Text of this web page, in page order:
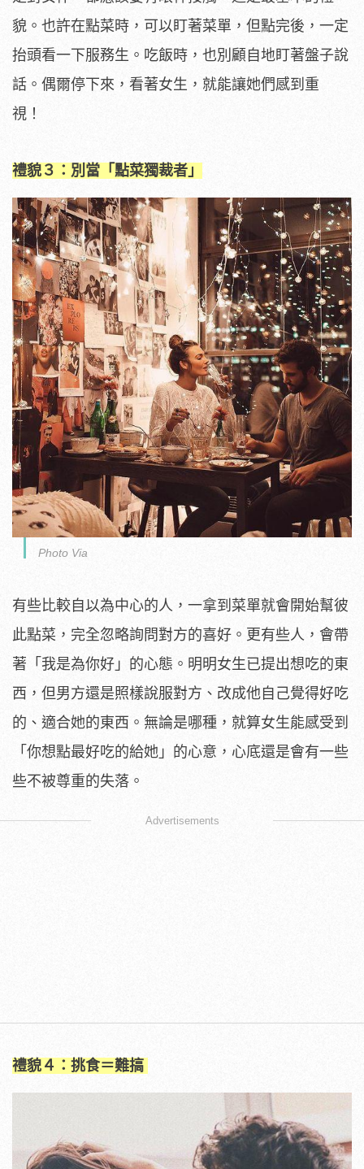
貌。也許在點菜時，可以盯著菜單，但點完後，一定
抬頭看一下服務生。吃飯時，也別顧自地盯著盤子說
話。偶爾停下來，看著女生，就能讓她們感到重
視！
禮貌３：別當「點菜獨裁者」
Photo Via
有些比較自以為中心的人，一拿到菜單就會開始幫彼
此點菜，完全忽略詢問對方的喜好。更有些人，會帶
著「我是為你好」的心態。明明女生已提出想吃的東
西，但男方還是照樣說服對方、改成他自己覺得好吃
的、適合她的東西。無論是哪種，就算女生能感受到
「你想點最好吃的給她」的心意，心底還是會有一些
些不被尊重的失落。
Advertisements
禮貌４：挑食＝難搞